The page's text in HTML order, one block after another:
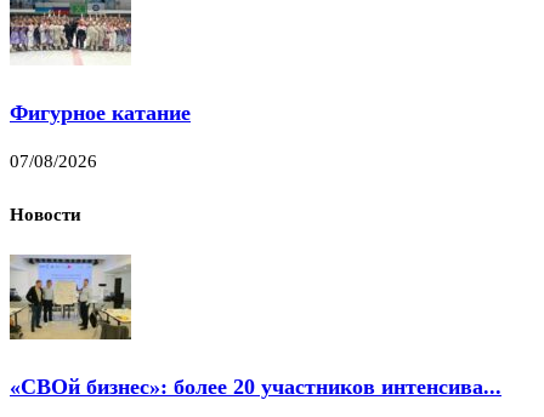
Фигурное катание
07/08/2026
Новости
«СВОй бизнес»: более 20 участников интенсива...